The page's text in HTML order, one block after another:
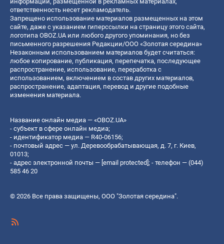
ответственность несет рекламодатель.
Запрещено использование материалов размещенных на этом
сайте, даже с указанием гиперссылки на страницу этого сайта,
логотипа OBOZ.UA или любого другого упоминания, но без
письменного разрешения Редакции/ООО «Золотая середина»
Незаконным использованием материалов будет считаться:
любое копирование, публикация, перепечатка, последующее
распространение, использование, переработка с
использованием, включением в состав других материалов,
распространение, адаптация, перевод и другие подобные
изменения материала.
Название онлайн медиа — «OBOZ.UA»
- субъект в сфере онлайн медиа;
- идентификатор медиа — R40-06156;
- почтовый адрес — ул. Деревообрабатывающая, д. 7, г. Киев,
01013;
- адрес электронной почты — [email protected]; - телефон — (044)
585 46 20
© 2026 Все права защищены, ООО "Золотая середина".